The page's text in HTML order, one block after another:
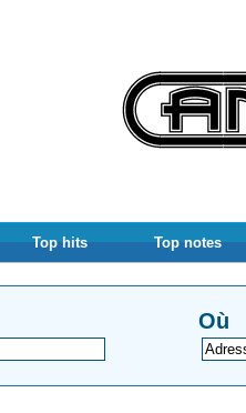
Top hits Top notes
Où